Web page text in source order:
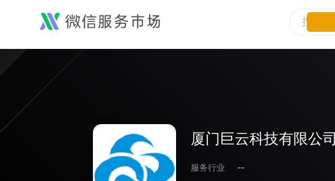
厦门巨云科技有限公司
服务行业
--